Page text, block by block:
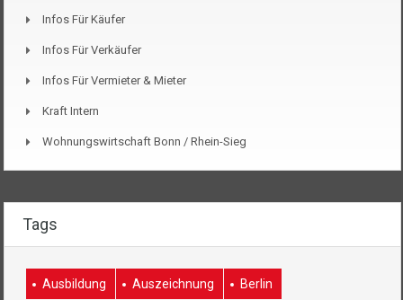
Infos Für Käufer
Infos Für Verkäufer
Infos Für Vermieter & Mieter
Kraft Intern
Wohnungswirtschaft Bonn / Rhein-Sieg
Tags
Ausbildung Auszeichnung Berlin